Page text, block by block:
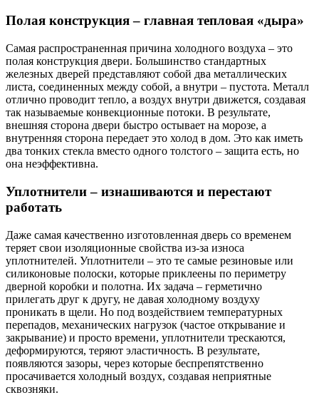
Полая конструкция – главная тепловая «дыра»
Самая распространенная причина холодного воздуха – это
полая конструкция двери. Большинство стандартных
железных дверей представляют собой два металлических
листа, соединенных между собой, а внутри – пустота. Металл
отлично проводит тепло, а воздух внутри движется, создавая
так называемые конвекционные потоки. В результате,
внешняя сторона двери быстро остывает на морозе, а
внутренняя сторона передает это холод в дом. Это как иметь
два тонких стекла вместо одного толстого – защита есть, но
она неэффективна.
Уплотнители – изнашиваются и перестают
работать
Даже самая качественно изготовленная дверь со временем
теряет свои изоляционные свойства из-за износа
уплотнителей. Уплотнители – это те самые резиновые или
силиконовые полоски, которые приклеены по периметру
дверной коробки и полотна. Их задача – герметично
прилегать друг к другу, не давая холодному воздуху
проникать в щели. Но под воздействием температурных
перепадов, механических нагрузок (частое открывание и
закрывание) и просто времени, уплотнители трескаются,
деформируются, теряют эластичность. В результате,
появляются зазоры, через которые беспрепятственно
просачивается холодный воздух, создавая неприятные
сквозняки.